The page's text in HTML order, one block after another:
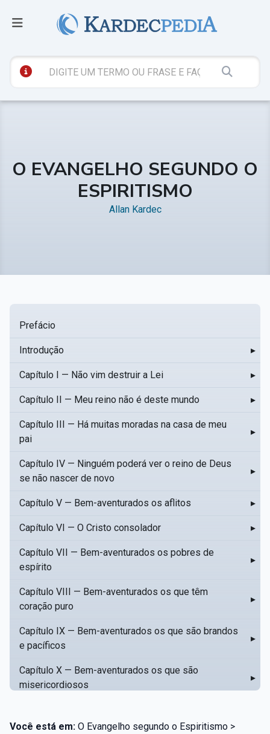
O EVANGELHO SEGUNDO O
ESPIRITISMO
Allan Kardec
Prefácio
Introdução ▸
Capítulo I — Não vim destruir a Lei ▸
Capítulo II — Meu reino não é deste mundo ▸
Capítulo III — Há muitas moradas na casa de meu
pai
▸
Capítulo IV — Ninguém poderá ver o reino de Deus
se não nascer de novo
▸
Capítulo V — Bem-aventurados os aflitos ▸
Capítulo VI — O Cristo consolador ▸
Capítulo VII — Bem-aventurados os pobres de
espírito
▸
Capítulo VIII — Bem-aventurados os que têm
coração puro
▸
Capítulo IX — Bem-aventurados os que são brandos
e pacíficos
▸
Capítulo X — Bem-aventurados os que são
misericordiosos
▸
Você está em: O Evangelho segundo o Espiritismo >